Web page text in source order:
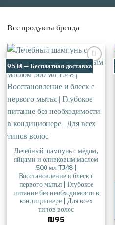
Все продукты бренда
95 ₪ — Бесплатная доставка
אהבתי
Лечебный шампунь с мёдом,
яйцами и оливковым маслом
500 мл TJ48 |
Восстановление и блеск с
первого мытья | Глубокое
питание без необходимости в
кондиционере | Для всех
типов волос
₪95